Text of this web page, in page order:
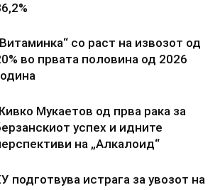
со раст на извозот од
во првата половина од 2026
Мукаетов од прва рака за
успех и идните
на „Алкалоид“
подготвува истрага за увозот на